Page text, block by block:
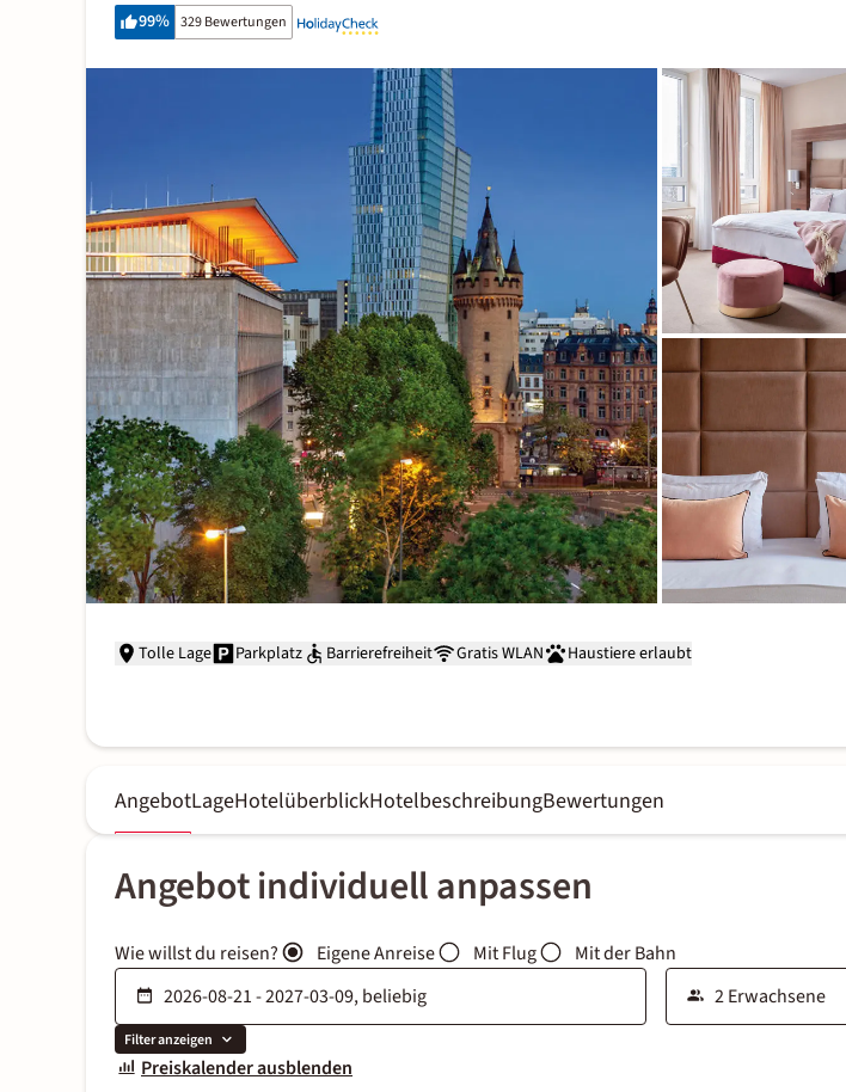
99% 329 Bewertungen
Tolle Lage Parkplatz Barrierefreiheit Gratis WLAN Haustiere erlaubt
AngebotLageHotelüberblickHotelbeschreibungBewertungen
Angebot individuell anpassen
Wie willst du reisen? Eigene Anreise Mit Flug Mit der Bahn
Filter anzeigen
Preiskalender ausblenden